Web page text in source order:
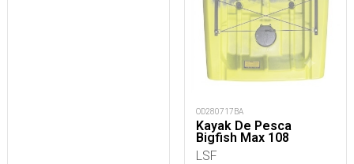
OD280717BA
Kayak De Pesca
Bigfish Max 108
LSF